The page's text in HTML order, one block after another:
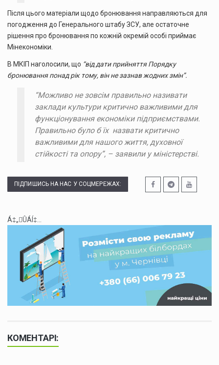
Після цього матеріали щодо бронювання направляються для
погодження до Генерального штабу ЗСУ, але остаточне
рішення про бронювання по кожній окремій особі приймає
Мінекономіки.
В МКІП наголосили, що “від дати прийняття Порядку
бронювання понад рік тому, він не зазнав жодних змін”.
“Можливо не зовсім правильно називати
заклади культури критично важливими для
функціонування економіки підприємствами.
Правильно було б їх назвати критично
важливими для нашого життя, духовної
стійкості та опору”, – заявили у міністерстві.
ПІДПИШИСЬ НА НАС У СОЦМЕРЕЖАХ:
Á‡„ÛÁÍ‡...
КОМЕНТАРІ: